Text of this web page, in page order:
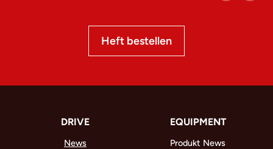
Heft bestellen
DRIVE
News
EQUIPMENT
Produkt News